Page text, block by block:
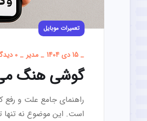
تعمیرات موبایل
_15 دی 1404 _ مدیر _ 0 دیدگاه
گوشی هنگ
راهنمای جامع علت و رفع
است. این موضوع نه تنها